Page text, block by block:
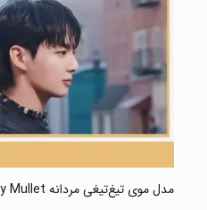
مدل موی تیغ‌تیغی مردانه Spiky Mullet